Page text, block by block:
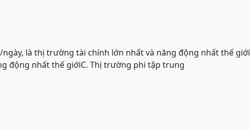
là thị trường tài chính lớn nhất và năng động nhất thế giới
động nhất thế giớiC. Thị trường phi tập trung